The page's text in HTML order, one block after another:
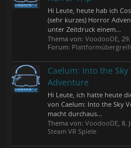
Hi Leute, heute hab ich
(sehr kurzes) Horror
unter Zeitdruck einem...
Thema von: VoodooDE,
Forum:
Caelum: Into the Sky
Adventure
Hi Leute, ich hatte heute
von Caelum: Into the Sky
macht durchaus...
Thema von: VoodooDE, 8.
Steam VR Spiele